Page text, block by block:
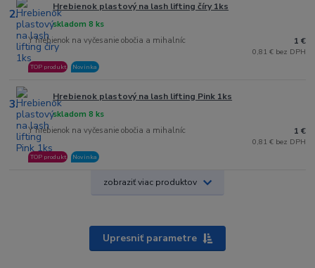
2. Hrebienok plastový na lash lifting číry 1ks
Y hrebienok na vyčesanie obočia a mihalníc
skladom 8 ks
TOP produkt Novinka
1 €
0,81 € bez DPH
3. Hrebienok plastový na lash lifting Pink 1ks
Y hrebienok na vyčesanie obočia a mihalníc
skladom 8 ks
TOP produkt Novinka
1 €
0,81 € bez DPH
zobraziť viac produktov
Upresniť parametre